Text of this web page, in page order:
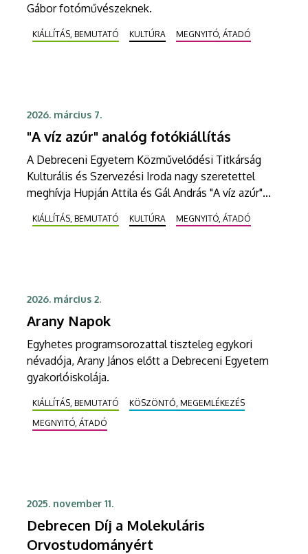
Gábor fotóművészeknek.
KIÁLLÍTÁS, BEMUTATÓ KULTÚRA MEGNYITÓ, ÁTADÓ
2026. március 7.
"A víz azúr" analóg fotókiállítás
A Debreceni Egyetem Közművelődési Titkárság
Kulturális és Szervezési Iroda nagy szeretettel
meghívja Hupján Attila és Gál András "A víz azúr"
KIÁLLÍTÁS, BEMUTATÓ KULTÚRA MEGNYITÓ, ÁTADÓ
2026. március 2.
Arany Napok
Egyhetes programsorozattal tiszteleg egykori
névadója, Arany János előtt a Debreceni Egyetem
gyakorlóiskolája.
KIÁLLÍTÁS, BEMUTATÓ
KÖSZÖNTŐ, MEGEMLÉKEZÉS
MEGNYITÓ, ÁTADÓ
2025. november 11.
Debrecen Díj a Molekuláris
Orvostudományért